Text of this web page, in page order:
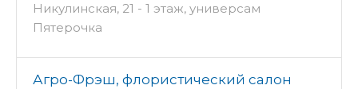
Никулинская, 21 - 1 этаж, универсам
Пятерочка
Агро-Фрэш, флористический салон